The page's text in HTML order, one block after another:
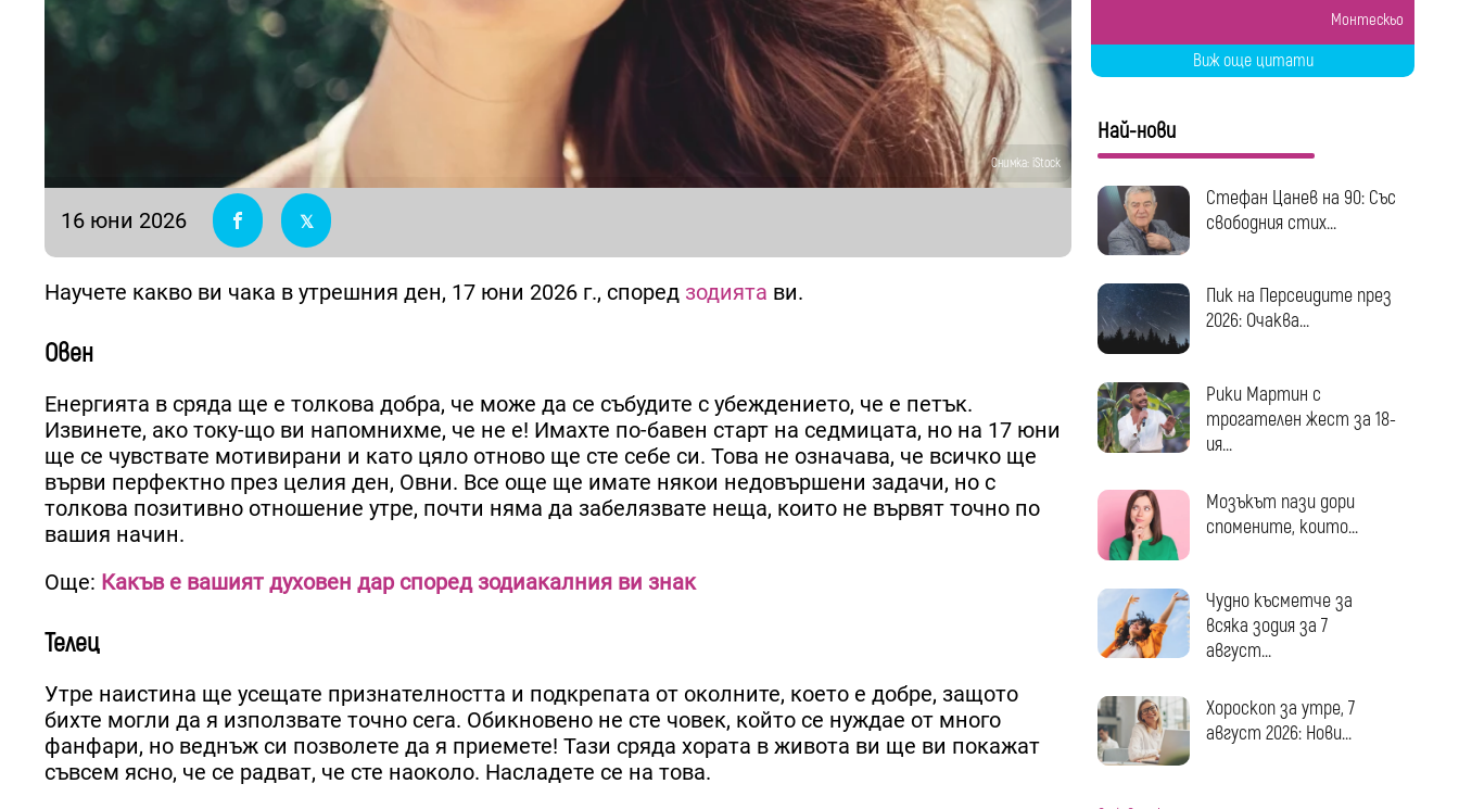
Снимка: iStock
16 юни 2026
Научете какво ви чака в утрешния ден, 17 юни 2026 г., според зодията ви.
Овен
Енергията в сряда ще е толкова добра, че може да се събудите с убеждението, че е петък.
Извинете, ако току-що ви напомнихме, че не е! Имахте по-бавен старт на седмицата, но на 17 юни
ще се чувствате мотивирани и като цяло отново ще сте себе си. Това не означава, че всичко ще
върви перфектно през целия ден, Овни. Все още ще имате някои недовършени задачи, но с
толкова позитивно отношение утре, почти няма да забелязвате неща, които не вървят точно по
вашия начин.
Още: Какъв е вашият духовен дар според зодиакалния ви знак
Телец
Утре наистина ще усещате признателността и подкрепата от околните, което е добре, защото
бихте могли да я използвате точно сега. Обикновено не сте човек, който се нуждае от много
фанфари, но веднъж си позволете да я приемете! Тази сряда хората в живота ви ще ви покажат
съвсем ясно, че се радват, че сте наоколо. Насладете се на това.
Монтескьо
Виж още цитати
Най-нови
Стефан Цанев на 90: Със
свободния стих...
Пик на Персеидите през
2026: Очаква...
Рики Мартин с
трогателен жест за 18-
ия...
Мозъкът пази дори
спомените, които...
Чудно късметче за
всяка зодия за 7
август...
Хороскоп за утре, 7
август 2026: Нови...